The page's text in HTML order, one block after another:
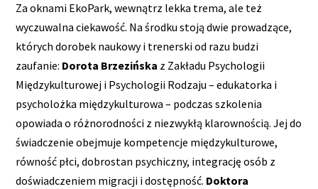
Za oknami EkoPark, wewnątrz lekka trema, ale też
wyczuwalna ciekawość. Na środku stoją dwie prowadzące,
których dorobek naukowy i trenerski od razu budzi
zaufanie: Dorota Brzezińska z Zakładu Psychologii
Międzykulturowej i Psychologii Rodzaju – edukatorka i
psycholożka międzykulturowa – podczas szkolenia
opowiada o różnorodności z niezwykłą klarownością. Jej do
świadczenie obejmuje kompetencje międzykulturowe,
równość płci, dobrostan psychiczny, integrację osób z
doświadczeniem migracji i dostępność. Doktora